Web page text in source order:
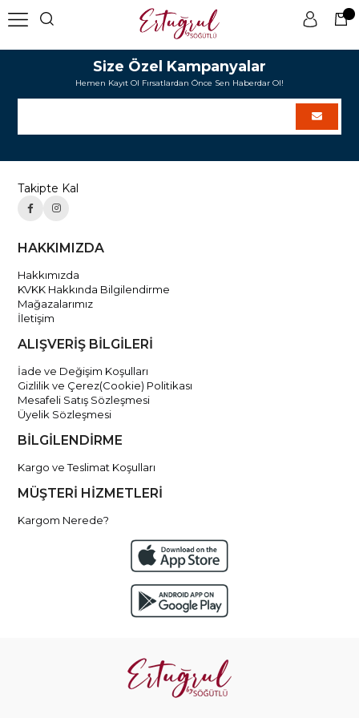
Size Özel Kampanyalar
Hemen Kayıt Ol Fırsatlardan Önce Sen Haberdar Ol!
Takipte Kal
HAKKIMIZDA
Hakkımızda
KVKK Hakkında Bilgilendirme
Mağazalarımız
İletişim
ALIŞVERİŞ BİLGİLERİ
İade ve Değişim Koşulları
Gizlilik ve Çerez(Cookie) Politikası
Mesafeli Satış Sözleşmesi
Üyelik Sözleşmesi
BİLGİLENDİRME
Kargo ve Teslimat Koşulları
MÜŞTERİ HİZMETLERİ
Kargom Nerede?